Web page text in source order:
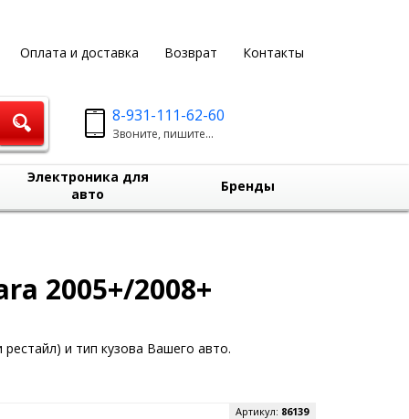
Оплата и доставка Возврат Контакты
8-931-111-62-60
Звоните, пишите...
Электроника для
авто
Бренды
2005+/2008+
и тип кузова Вашего авто.
Артикул: 86139